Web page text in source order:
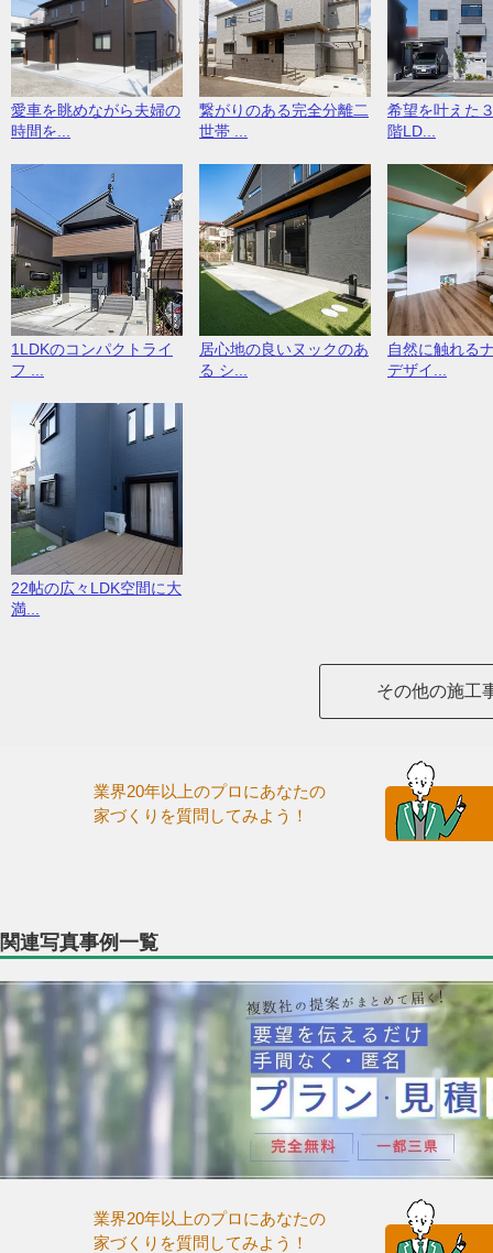
愛車を眺めながら夫婦の
時間を...
繋がりのある完全分離二
世帯 ...
希望を叶えた
階LD...
1LDKのコンパクトライ
フ ...
居心地の良いヌックのあ
る シ...
自然に触れる
デザイ...
22帖の広々LDK空間に大
満...
その他の施工
業界20年以上のプロにあなたの
家づくりを質問してみよう！
関連写真事例一覧
業界20年以上のプロにあなたの
家づくりを質問してみよう！